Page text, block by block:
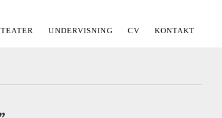
TEATER UNDERVISNING CV KONTAKT